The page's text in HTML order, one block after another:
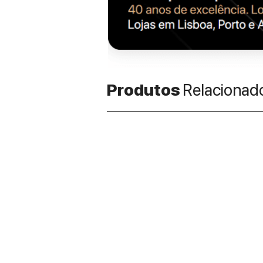
Produtos